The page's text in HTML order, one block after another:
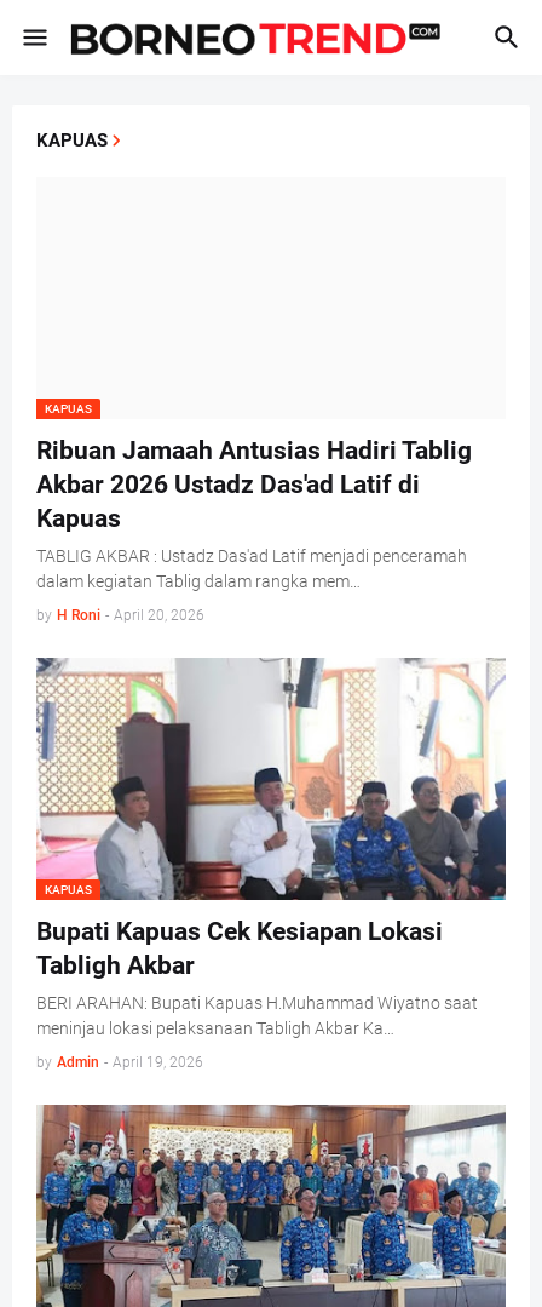
KAPUAS
KAPUAS
Ribuan Jamaah Antusias Hadiri Tablig
Akbar 2026 Ustadz Das'ad Latif di
Kapuas
TABLIG AKBAR : Ustadz Das'ad Latif menjadi penceramah
dalam kegiatan Tablig dalam rangka mem…
by H Roni - April 20, 2026
KAPUAS
Bupati Kapuas Cek Kesiapan Lokasi
Tabligh Akbar
BERI ARAHAN: Bupati Kapuas H.Muhammad Wiyatno saat
meninjau lokasi pelaksanaan Tabligh Akbar Ka…
by Admin - April 19, 2026